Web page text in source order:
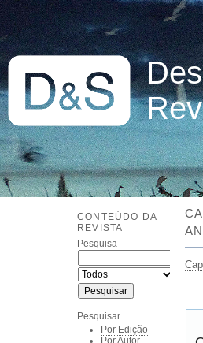
CONTEÚDO DA
REVISTA
Pesquisa
Pesquisar
Por Edição